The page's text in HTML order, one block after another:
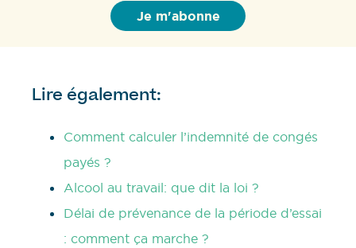
Lire également:
Comment calculer l’indemnité de congés
payés ?
Alcool au travail: que dit la loi ?
Délai de prévenance de la période d’essai
: comment ça marche ?